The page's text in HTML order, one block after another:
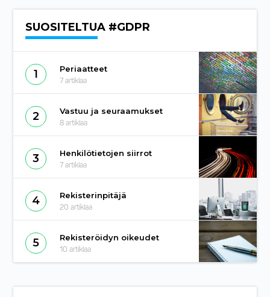
SUOSITELTUA #GDPR
1 Periaatteet
7 artiklaa
2 Vastuu ja seuraamukset
8 artiklaa
3 Henkilötietojen siirrot
7 artiklaa
4 Rekisterinpitäjä
20 artiklaa
5 Rekisteröidyn oikeudet
10 artiklaa